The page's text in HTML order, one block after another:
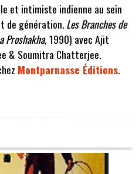
et intimiste indienne au sein
de génération.Les Branches de
Proshakha, 1990) avec Ajit
& Soumitra Chatterjee.
Montparnasse Éditions.